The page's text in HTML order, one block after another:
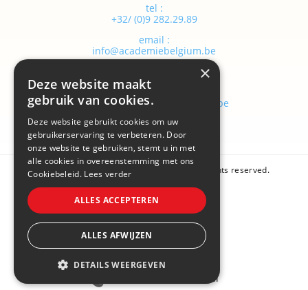
tel :
+32/ (0)9 282.29.89
email :
info@academiebelgium.be
webmaster :
vandenhaute.johann@skynet.be
Copyright © 2026 Academie Belgium. All rights reserved.
Cookie policy
Privacy policy
conversal
×
Deze website maakt
gebruik van cookies.
Deze website gebruikt cookies om uw
gebruikerservaring te verbeteren. Door
onze website te gebruiken, stemt u in met
alle cookies in overeenstemming met ons
Cookiebeleid. Lees verder
ALLES ACCEPTEREN
ALLES AFWIJZEN
DETAILS WEERGEVEN
STRIKT NOODZAKELIJK